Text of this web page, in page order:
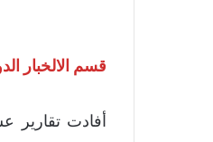
قسم الالخبار
أفادت تقارير